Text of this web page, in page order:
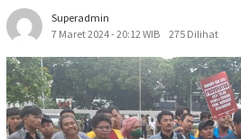
Superadmin
7 Maret 2024 - 20:12 WIB
275 Dilihat